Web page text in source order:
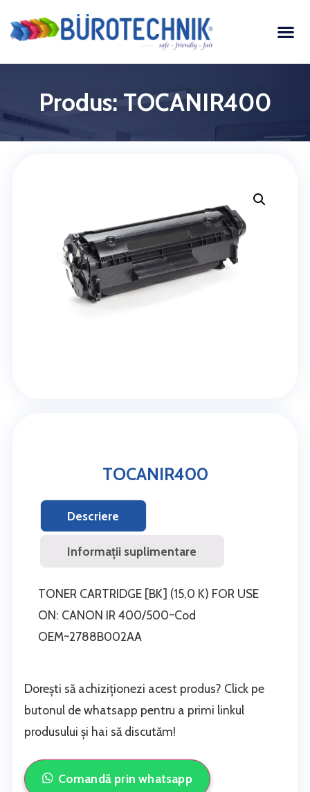
Produs: TOCANIR400
TOCANIR400
Descriere
Informații suplimentare
TONER CARTRIDGE [BK] (15,0 K) FOR USE
ON: CANON IR 400/500~Cod
OEM~2788B002AA
Dorești să achiziționezi acest produs? Click pe
butonul de whatsapp pentru a primi linkul
produsului și hai să discutăm!
Comandă prin whatsapp